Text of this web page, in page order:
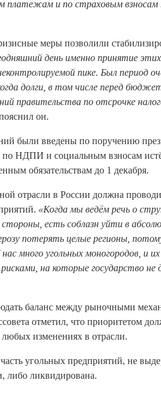
платежам и по страховым взносам
меры позволили
день именно принятие
пике. Был период
долги, в том числе перед
правительства по отсрочке
он.
были введены по поручению
НДПИ и социальным взносам
обязательствам до 1 декабря.
отрасли в России должна
«Когда мы ведём речь о
есть соблазн уйти в
потерять целые регионы,
много угольных моногородов, и
на которые государство не
баланс между рыночными
отметил, что приоритетом
любых изменениях в отрасли.
часть угольных предприятий, не
либо ликвидирована.